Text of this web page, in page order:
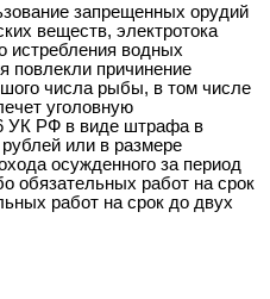
запрещенных орудий
веществ, электротока
истребления водных
повлекли причинение
числа рыбы, в том числе
уголовную
УК РФ в виде штрафа в
или в размере
осужденного за период
обязательных работ на срок
работ на срок до двух